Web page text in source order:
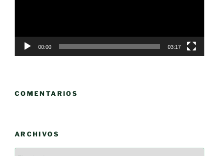
00:00 03:17
COMENTARIOS
ARCHIVOS